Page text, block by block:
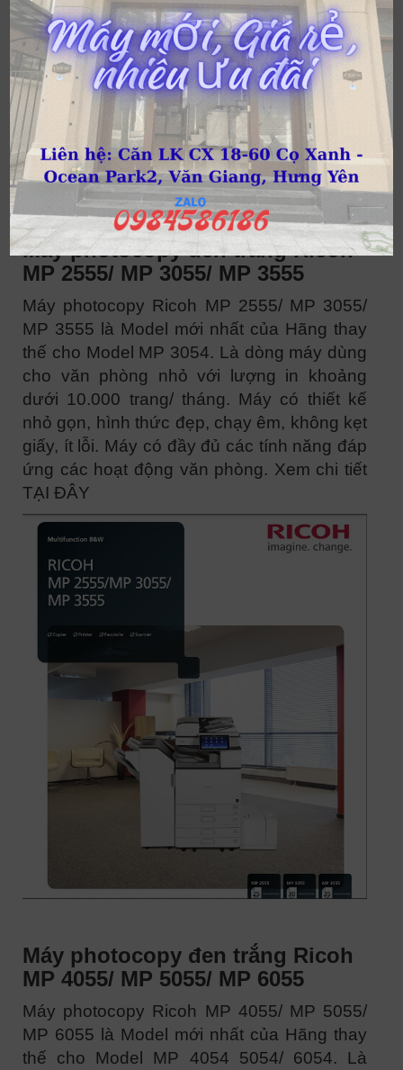
thuê máy photocopy đã qua sử dụng; Tuy
nhiên để đảm bảo chất lượng nên chọn các
dòng máy photocopy đời mới nhất, có năm
sản xuất dưới 5 năm. Chọn thuê máy đã
qua sử dụng giá thuê sẽ rẻ hơn rất nhiều và
thời gian thuê cũng linh động, các điều
khoản thuê cũng dễ hơn…Dưới đây là một
số dòng máy photocopy đời mới được nhiều
khách hàng lựa chọn.
Máy photocopy đen trắng Ricoh
MP 2555/ MP 3055/ MP 3555
Máy photocopy Ricoh MP 2555/ MP 3055/
MP 3555 là Model mới nhất của Hãng thay
thế cho Model MP 3054. Là dòng máy dùng
cho văn phòng nhỏ với lượng in khoảng
dưới 10.000 trang/ tháng. Máy có thiết kế
nhỏ gọn, hình thức đẹp, chạy êm, không kẹt
giấy, ít lỗi. Máy có đầy đủ các tính năng đáp
ứng các hoạt động văn phòng. Xem chi tiết
TẠI ĐÂY
Máy photocopy đen trắng Ricoh
MP 4055/ MP 5055/ MP 6055
Máy photocopy Ricoh MP 4055/ MP 5055/
MP 6055 là Model mới nhất của Hãng thay
thế cho Model MP 4054 5054/ 6054. Là